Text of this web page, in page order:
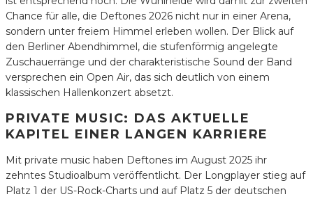
Chance für alle, die Deftones 2026 nicht nur in einer Arena,
sondern unter freiem Himmel erleben wollen. Der Blick auf
den Berliner Abendhimmel, die stufenförmig angelegte
Zuschauerränge und der charakteristische Sound der Band
versprechen ein Open Air, das sich deutlich von einem
klassischen Hallenkonzert absetzt.
PRIVATE MUSIC: DAS AKTUELLE
KAPITEL EINER LANGEN KARRIERE
Mit private music haben Deftones im August 2025 ihr
zehntes Studioalbum veröffentlicht. Der Longplayer stieg auf
Platz 1 der US-Rock-Charts und auf Platz 5 der deutschen